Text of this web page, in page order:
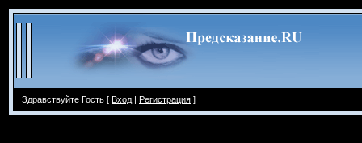
Здравствуйте Гость [ Вход | Регистрация ]